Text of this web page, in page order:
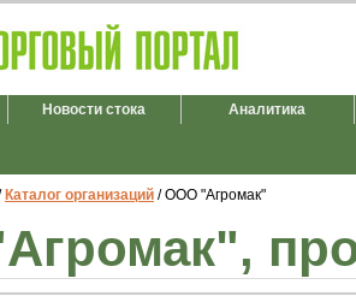
Новости стока Аналитика
Каталог организаций / ООО "Агромак"